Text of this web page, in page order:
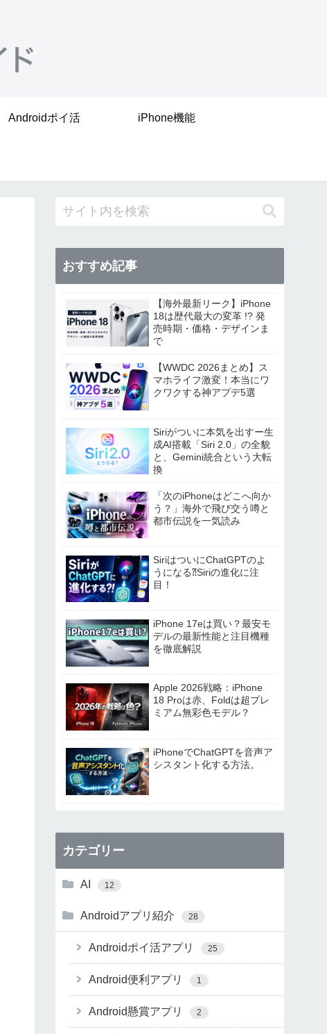
Androidポイ活 iPhone機能
おすすめ記事
【海外最新リーク】iPhone
18は歴代最大の変革 !? 発
売時期・価格・デザインま
で
【WWDC 2026まとめ】ス
マホライフ激変！本当にワ
クワクする神アプデ5選
Siriがついに本気を出すー生
成AI搭載「Siri 2.0」の全貌
と、Gemini統合という大転
換
「次のiPhoneはどこへ向か
う？」海外で飛び交う噂と
都市伝説を一気読み
SiriはついにChatGPTのよ
うになる⁈Siriの進化に注
目！
iPhone 17eは買い？最安モ
デルの最新性能と注目機種
を徹底解説
Apple 2026戦略：iPhone
18 Proは赤、Foldは超プレ
ミアム無彩色モデル？
iPhoneでChatGPTを音声ア
シスタント化する方法。
カテゴリー
AI 12
Androidアプリ紹介 28
Androidポイ活アプリ 25
Android便利アプリ 1
Android懸賞アプリ 2